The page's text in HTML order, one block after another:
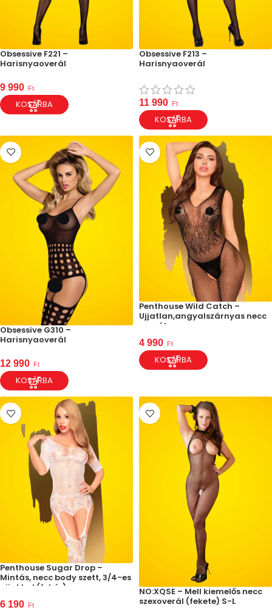
Obsessive F221 –
Harisnyaoverál
9 990 Ft
KOSÁRBA
Obsessive F213 –
Harisnyaoverál
11 990 Ft
KOSÁRBA
Obsessive G310 –
Harisnyaoverál
12 990 Ft
KOSÁRBA
Penthouse Wild Catch –
Ujjatlan,angyalszárnyas necc
overál
4 990 Ft
KOSÁRBA
Penthouse Sugar Drop –
Mintás, necc body szett, 3/4-es
ujjakkal (fehér)
6 190 Ft
NO:XQSE – Mell kiemelős necc
szexoverál (fekete) S-L